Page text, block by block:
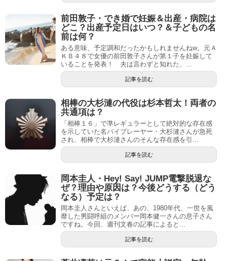
前田敦子・でき婚で妊娠＆出産・病院は
どこ？出産予定日はいつ？＆子どもの名
前は何？
ある意味、予定調和だったかもしれませんねw。元Ａ
ＫＢ４８で女優の前田敦子さんが第１子を妊娠して
いることを発表！ 夫は言わずと知れた、...
記事を読む
相棒の大杉漣の代役は杉本哲太！両者の
共通項は？
「相棒１６」で準レギュラーとして絶対的な存在感
を示していた名バイプレーヤー・大杉漣さんが急死
され、相棒で大杉漣さんのそんな存在感を引...
記事を読む
岡本圭人・Hey! Say! JUMP電撃脱退な
ぜ？理由や原因は？今後どうする（どう
なる）予定は？
岡本圭人さんといえば、あの、1980年代、一世を風
靡した男闘呼組のメンバー岡本健一さんの息子さん
ですね。今回、週刊文春の記事によると...
記事を読む